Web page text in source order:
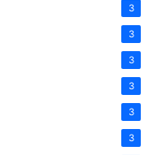
3
3
3
3
3
3